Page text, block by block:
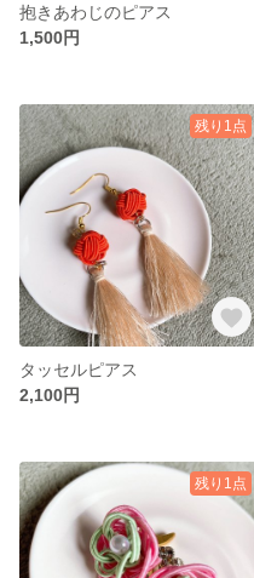
抱きあわじのピアス
1,500円
残り1点
タッセルピアス
2,100円
残り1点